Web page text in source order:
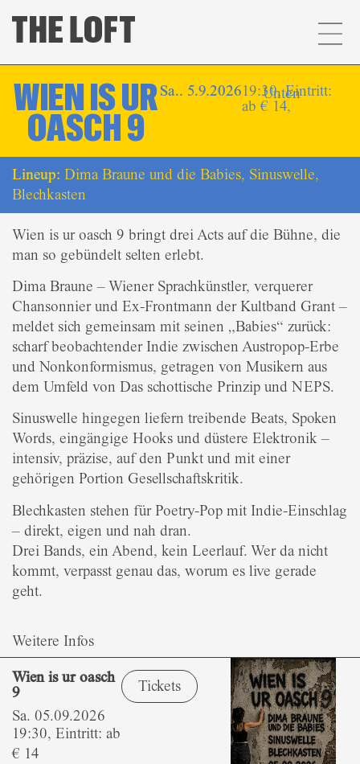
WIEN IS UR
OASCH 9
Sa.. 5.9.202619:30, Eintritt:
ab € 14,
Unten
Lineup: Dima Braune und die Babies, Sinuswelle,
Blechkasten
Wien is ur oasch 9 bringt drei Acts auf die Bühne, die
man so gebündelt selten erlebt.
Dima Braune – Wiener Sprachkünstler, verquerer
Chansonnier und Ex-Frontmann der Kultband Grant –
meldet sich gemeinsam mit seinen „Babies“ zurück:
scharf beobachtender Indie zwischen Austropop-Erbe
und Nonkonformismus, getragen von Musikern aus
dem Umfeld von Das schottische Prinzip und NEPS.
Sinuswelle hingegen liefern treibende Beats, Spoken
Words, eingängige Hooks und düstere Elektronik –
intensiv, präzise, auf den Punkt und mit einer
gehörigen Portion Gesellschaftskritik.
Blechkasten stehen für Poetry-Pop mit Indie-Einschlag
– direkt, eigen und nah dran.
Drei Bands, ein Abend, kein Leerlauf. Wer da nicht
kommt, verpasst genau das, worum es live gerade
geht.
Weitere Infos
Wien is ur oasch
9
Sa. 05.09.2026
19:30, Eintritt: ab
€ 14
Tickets